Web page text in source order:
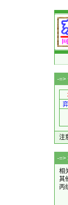
-=>
注
-
相
其
丙